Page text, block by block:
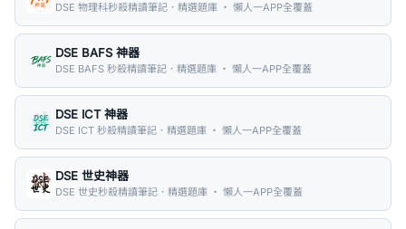
DSE 物理科秒殺精讀筆記．精選題庫 ・ 懶人一APP全覆蓋
DSE BAFS 神器
DSE BAFS 秒殺精讀筆記．精選題庫 ・ 懶人一APP全覆蓋
DSE ICT 神器
DSE ICT 秒殺精讀筆記．精選題庫 ・ 懶人一APP全覆蓋
DSE 世史神器
DSE 世史秒殺精讀筆記．精選題庫 ・ 懶人一APP全覆蓋